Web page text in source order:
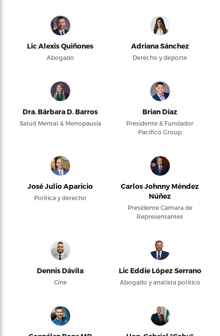
Lic Alexis Quiñones
Abogado
Adriana Sánchez
Derecho y deporte
Dra. Bárbara D. Barros
Salud Mental & Menopausia
Brian Díaz
Presidente & Fundador
Pacifico Group
José Julio Aparicio
Política y derecho
Carlos Johnny Méndez
Núñez
Presidente Cámara de
Representantes
Dennis Dávila
Cine
Lic Eddie López Serrano
Abogado y analista político